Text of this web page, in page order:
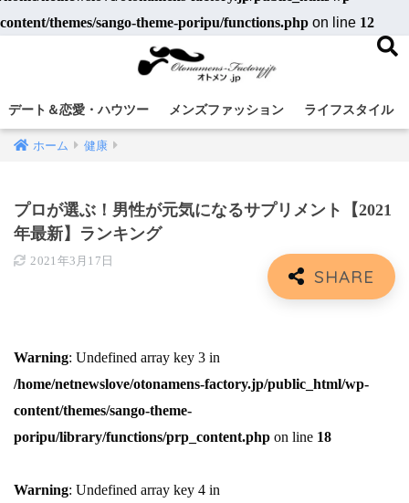
content/themes/sango-theme-poripu/functions.php on line 12
デート＆恋愛・ハウツー メンズファッション ライフスタイル
ホーム 健康
プロが選ぶ！男性が元気になるサプリメント【2021
年最新】ランキング
2021年3月17日
Warning: Undefined array key 3 in
/home/netnewslove/otonamens-factory.jp/public_html/wp-
content/themes/sango-theme-
poripu/library/functions/prp_content.php on line 18
Warning: Undefined array key 4 in